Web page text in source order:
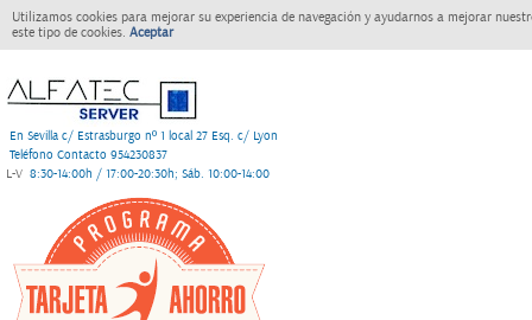
Utilizamos cookies para mejorar su experiencia de navegación y ayudarnos a mejorar
este tipo de cookies. Aceptar
En Sevilla c/ Estrasburgo nº 1 local 27 Esq. c/ Lyon
Teléfono Contacto 954230837
L-V 8:30-14:00h / 17:00-20:30h; Sáb. 10:00-14:00